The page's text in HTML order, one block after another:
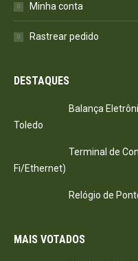
Minha conta
Rastrear pedido
DESTAQUES
Balança
Toledo
Terminal de
Fi/Ethernet)
Relógio de
MAIS VOTADOS